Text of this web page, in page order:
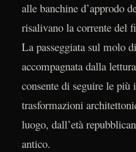
alle banchine d’approdo
risalivano la corrente del
La passeggiata sul molo
accompagnata dalla
consente di seguire le più
trasformazioni
luogo, dall’età
antico.